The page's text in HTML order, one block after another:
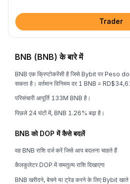
Trader
BNB (BNB) के बारे में
BNB एक क्रिप्टोकरेंसी है जिसे Bybit पर Peso
सकता है। वर्तमान विनिमय दर 1 BNB =
परिसंचारी आपूर्ति 133M BNB है।
पिछले 24 घंटों में, BNB 1.26% बढ़ा है।
BNB को DOP में कैसे बदलें
वह BNB राशि दर्ज करें जिसे आप बदलना चाहते हैं
कैलकुलेटर DOP में समतुल्य राशि दिखाएगा
BNB खरीदने, बेचने या ट्रेड करने के लिए Bybit